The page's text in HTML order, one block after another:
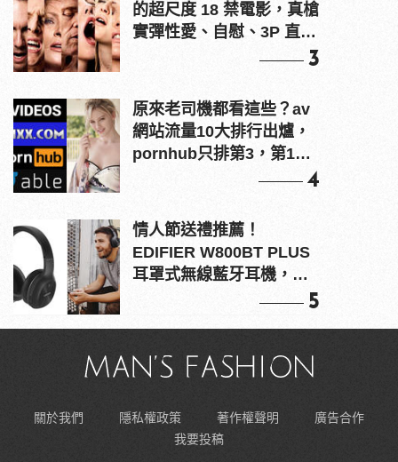
的超尺度 18 禁電影，真槍
實彈性愛、自慰、3P 直接
3
原來老司機都看這些？av
網站流量10大排行出爐，
pornhub只排第3，第1名
4
情人節送禮推薦！
EDIFIER W800BT PLUS
耳罩式無線藍牙耳機，在
5
關於我們 隱私權政策 著作權聲明
廣告合作
我要投稿